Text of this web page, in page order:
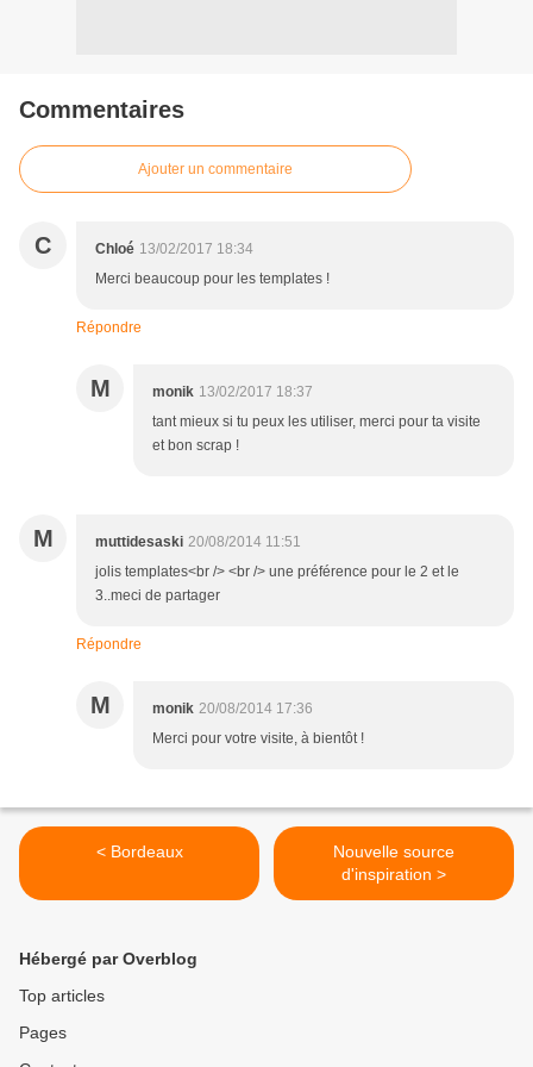
Commentaires
Ajouter un commentaire
C Chloé 13/02/2017 18:34
Merci beaucoup pour les templates !
Répondre
M monik 13/02/2017 18:37
tant mieux si tu peux les utiliser, merci pour ta visite
et bon scrap !
M muttidesaski 20/08/2014 11:51
jolis templates<br /> <br /> une préférence pour le 2 et le
3..meci de partager
Répondre
M monik 20/08/2014 17:36
Merci pour votre visite, à bientôt !
< Bordeaux
Nouvelle source
d'inspiration >
Hébergé par Overblog
Top articles
Pages